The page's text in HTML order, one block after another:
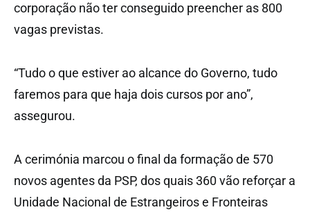
corporação não ter conseguido preencher as 800
vagas previstas.
“Tudo o que estiver ao alcance do Governo, tudo
faremos para que haja dois cursos por ano”,
assegurou.
A cerimónia marcou o final da formação de 570
novos agentes da PSP, dos quais 360 vão reforçar a
Unidade Nacional de Estrangeiros e Fronteiras